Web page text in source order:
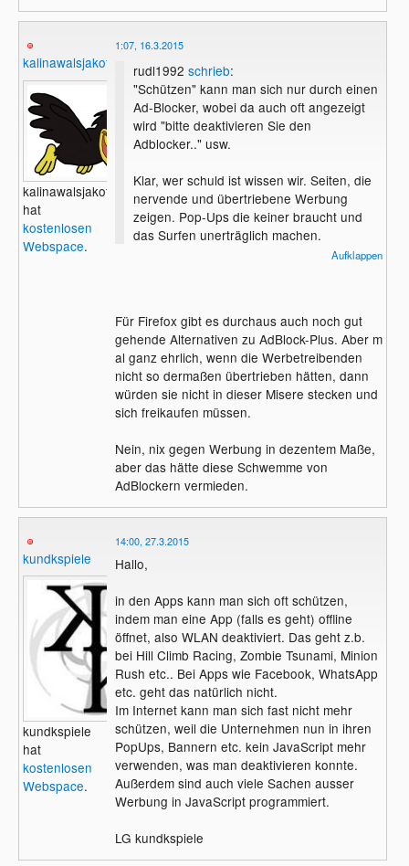
kalinawalsjakoff
kalinawalsjakoff
hat
kostenlosen
Webspace.
1:07, 16.3.2015
rudl1992 schrieb:
"Schützen" kann man sich nur durch einen
Ad-Blocker, wobei da auch oft angezeigt
wird "bitte deaktivieren Sie den
Adblocker.." usw.
Klar, wer schuld ist wissen wir. Seiten, die
nervende und übertriebene Werbung
zeigen. Pop-Ups die keiner braucht und
das Surfen unerträglich machen.
Gewinne rausschlagen, finde ich aber nicht
okay. Das sollte verboten werden, sich
"freizukaufen".
Aufklappen
Für Firefox gibt es durchaus auch noch gut
gehende Alternativen zu AdBlock-Plus. Aber m
al ganz ehrlich, wenn die Werbetreibenden
nicht so dermaßen übertrieben hätten, dann
würden sie nicht in dieser Misere stecken und
sich freikaufen müssen.
Nein, nix gegen Werbung in dezentem Maße,
aber das hätte diese Schwemme von
AdBlockern vermieden.
kundkspiele
kundkspiele
hat
kostenlosen
Webspace.
14:00, 27.3.2015
Hallo,
in den Apps kann man sich oft schützen,
indem man eine App (falls es geht) offline
öffnet, also WLAN deaktiviert. Das geht z.b.
bei Hill Climb Racing, Zombie Tsunami, Minion
Rush etc.. Bei Apps wie Facebook, WhatsApp
etc. geht das natürlich nicht.
Im Internet kann man sich fast nicht mehr
schützen, weil die Unternehmen nun in ihren
PopUps, Bannern etc. kein JavaScript mehr
verwenden, was man deaktivieren konnte.
Außerdem sind auch viele Sachen ausser
Werbung in JavaScript programmiert.
LG kundkspiele